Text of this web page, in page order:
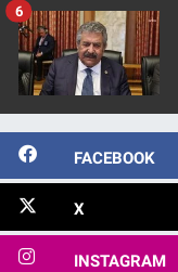
6
FACEBOOK
X
INSTAGRAM